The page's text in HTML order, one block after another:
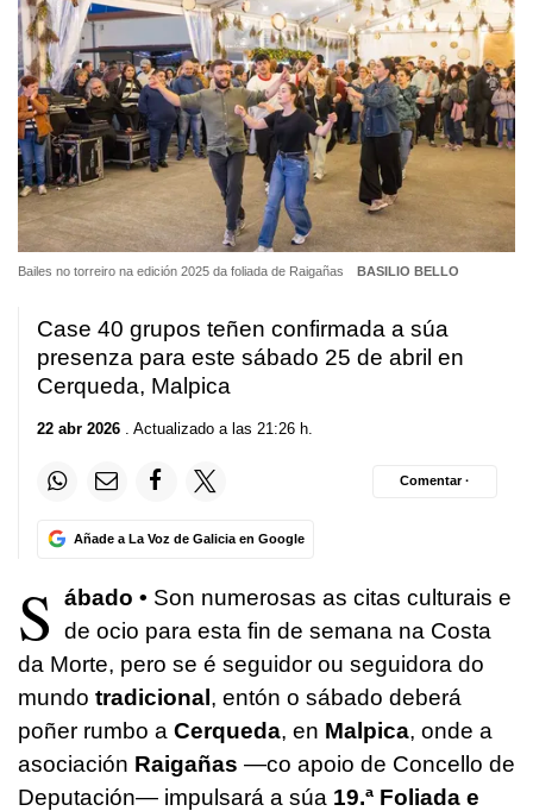
Bailes no torreiro na edición 2025 da foliada de Raigañas BASILIO BELLO
Case 40 grupos teñen confirmada a súa
presenza para este sábado 25 de abril en
Cerqueda, Malpica
22 abr 2026 . Actualizado a las 21:26 h.
Añade a La Voz de Galicia en Google
Comentar ·
S ábado • Son numerosas as citas culturais e
de ocio para esta fin de semana na Costa
da Morte, pero se é seguidor ou seguidora do
mundo tradicional, entón o sábado deberá
poñer rumbo a Cerqueda, en Malpica, onde a
asociación Raigañas —co apoio de Concello de
Deputación— impulsará a súa 19.ª Foliada e